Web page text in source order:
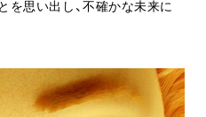
を思い出し、不確かな未来に